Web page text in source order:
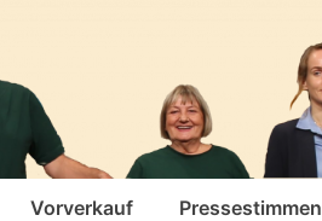
Vorverkauf Pressestimmen